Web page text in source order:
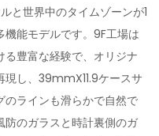
と世界中のタイムゾーンが1
能モデルです。9F工場は
豊富な経験で、オリジナ
し、39mmX11.9ケースサ
のラインも滑らかで自然で
のガラスと時計裏側のガ